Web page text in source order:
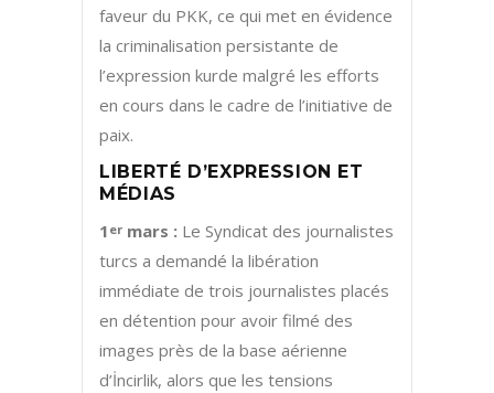
faveur du PKK, ce qui met en évidence
la criminalisation persistante de
l’expression kurde malgré les efforts
en cours dans le cadre de l’initiative de
paix.
LIBERTÉ D’EXPRESSION ET
MÉDIAS
1 er mars : Le Syndicat des journalistes
turcs a demandé la libération
immédiate de trois journalistes placés
en détention pour avoir filmé des
images près de la base aérienne
d’İncirlik, alors que les tensions